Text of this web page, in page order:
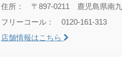
住所： 〒897-0211 鹿児島県南九
フリーコール： 0120-161-313
店舗情報はこちら